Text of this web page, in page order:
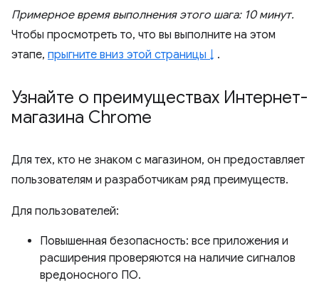
Примерное время выполнения этого шага: 10 минут.
Чтобы просмотреть то, что вы выполните на этом
этапе, прыгните вниз этой страницы ↓ .
Узнайте о преимуществах Интернет-
магазина Chrome
Для тех, кто не знаком с магазином, он предоставляет
пользователям и разработчикам ряд преимуществ.
Для пользователей:
Повышенная безопасность: все приложения и
расширения проверяются на наличие сигналов
вредоносного ПО.